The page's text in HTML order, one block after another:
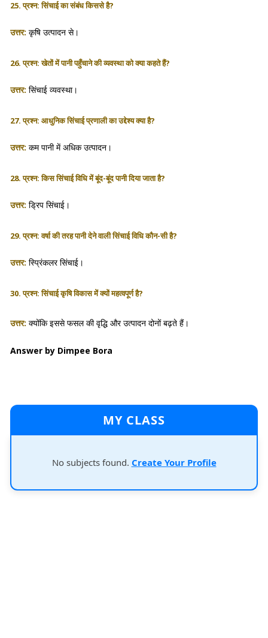
25. प्रश्न: सिंचाई का संबंध किससे है?
उत्तर: कृषि उत्पादन से।
26. प्रश्न: खेतों में पानी पहुँचाने की व्यवस्था को क्या कहते हैं?
उत्तर: सिंचाई व्यवस्था।
27. प्रश्न: आधुनिक सिंचाई प्रणाली का उद्देश्य क्या है?
उत्तर: कम पानी में अधिक उत्पादन।
28. प्रश्न: किस सिंचाई विधि में बूंद-बूंद पानी दिया जाता है?
उत्तर: ड्रिप सिंचाई।
29. प्रश्न: वर्षा की तरह पानी देने वाली सिंचाई विधि कौन-सी है?
उत्तर: स्प्रिंकलर सिंचाई।
30. प्रश्न: सिंचाई कृषि विकास में क्यों महत्वपूर्ण है?
उत्तर: क्योंकि इससे फसल की वृद्धि और उत्पादन दोनों बढ़ते हैं।
Answer by Dimpee Bora
MY CLASS
No subjects found. Create Your Profile